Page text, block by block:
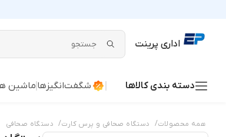
اداری پرینت
دسته بندی کالاها شگفت‌انگیزهاماشین
همه محصولات/ دستگاه صحافی و پرس کارت/ دستگاه صحافی